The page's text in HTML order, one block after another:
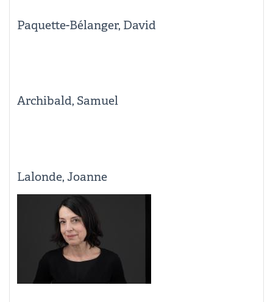
Paquette-Bélanger, David
Archibald, Samuel
Lalonde, Joanne